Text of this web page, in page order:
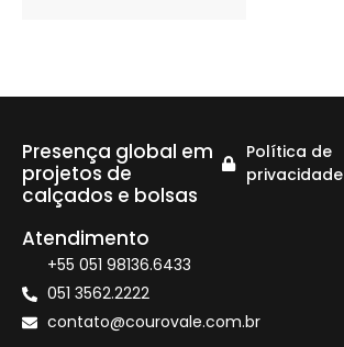
Presença global em
projetos de
calçados e bolsas
Política de
privacidade
Atendimento
+55 051 98136.6433
051 3562.2222
contato@courovale.com.br